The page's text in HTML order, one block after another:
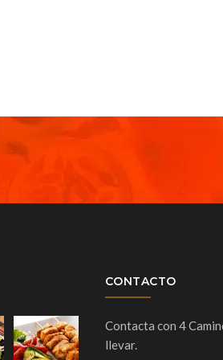
CONTACTO
Contacta con 4
llevar.